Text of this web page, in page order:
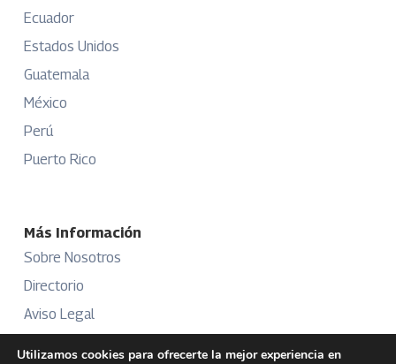
Ecuador
Estados Unidos
Guatemala
México
Perú
Puerto Rico
Más Información
Sobre Nosotros
Directorio
Aviso Legal
Utilizamos cookies para ofrecerte la mejor experiencia en